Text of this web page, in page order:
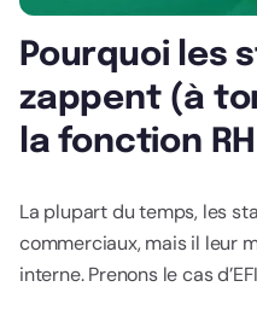
Pourquoi les
zappent (à
la fonction
La plupart du temps, les
commerciaux, mais il leur
interne. Prenons le cas